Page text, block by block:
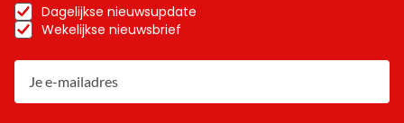
Dagelijkse nieuwsupdate
Wekelijkse nieuwsbrief